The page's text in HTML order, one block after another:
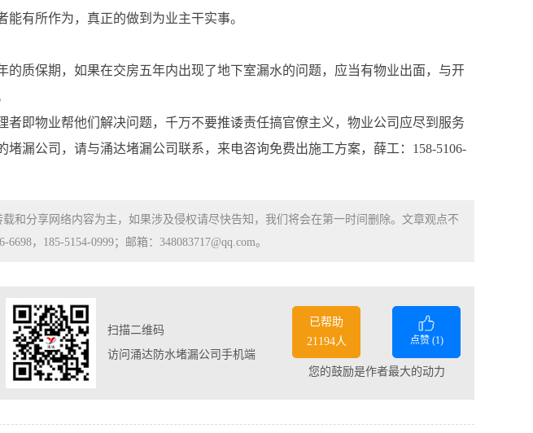
有所作为，真正的做到为业主干实事。
的质保期，如果在交房五年内出现了地下室漏水的问题，应当有物业出面，与开
即物业帮他们解决问题，千万不要推诿责任搞官僚主义，物业公司应尽到服务
漏公司，请与涌达堵漏公司联系，来电咨询免费出施工方案，薛工：158-5106-
和分享网络内容为主，如果涉及侵权请尽快告知，我们将会在第一时间删除。文章观点不
，185-5154-0999；邮箱：348083717@qq.com。
扫描二维码
访问涌达防水堵漏公司手机端
已帮助
21194人
点赞 (1)
您的鼓励是作者最大的动力